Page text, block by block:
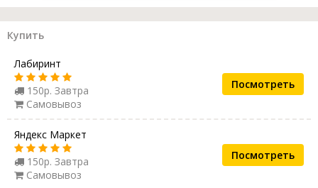
Купить
Лабиринт
150р. Завтра
Самовывоз
Посмотреть
Яндекс Маркет
150р. Завтра
Самовывоз
Посмотреть